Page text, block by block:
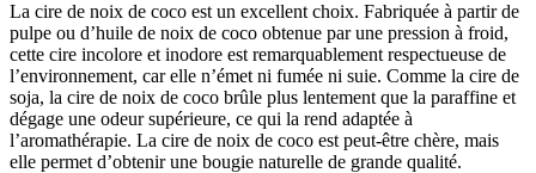
La cire de noix de coco est un excellent choix. Fabriquée à partir de
pulpe ou d’huile de noix de coco obtenue par une pression à froid,
cette cire incolore et inodore est remarquablement respectueuse de
l’environnement, car elle n’émet ni fumée ni suie. Comme la cire de
soja, la cire de noix de coco brûle plus lentement que la paraffine et
dégage une odeur supérieure, ce qui la rend adaptée à
l’aromathérapie. La cire de noix de coco est peut-être chère, mais
elle permet d’obtenir une bougie naturelle de grande qualité.